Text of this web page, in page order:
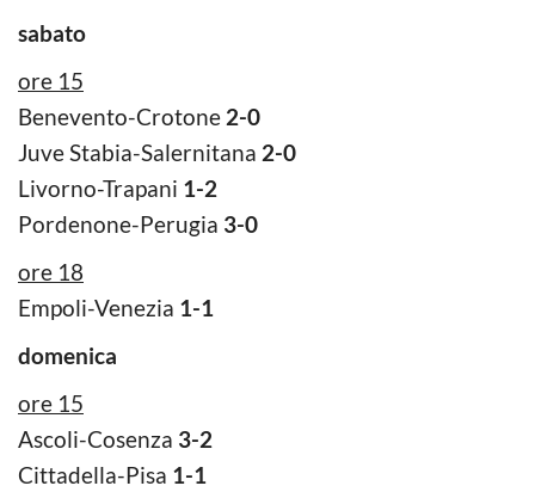
sabato
ore 15
Benevento-Crotone 2-0
Juve Stabia-Salernitana 2-0
Livorno-Trapani 1-2
Pordenone-Perugia 3-0
ore 18
Empoli-Venezia 1-1
domenica
ore 15
Ascoli-Cosenza 3-2
Cittadella-Pisa 1-1